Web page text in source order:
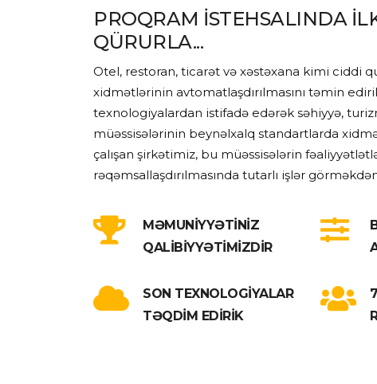
PROQRAM İSTEHSALINDA
QÜRURLA...
Otel, restoran, ticarət və xəstəxana kimi ciddi
xidmətlərinin avtomatlaşdırılmasını təmin
texnologiyalardan istifadə edərək səhiyyə,
müəssisələrinin beynəlxalq standartlarda
çalışan şirkətimiz, bu müəssisələrin
rəqəmsallaşdırılmasında tutarlı işlər
MƏMUNİYYƏTİNİZ
QALİBİYYƏTİMİZDİR
SON TEXNOLOGİYALAR
TƏQDİM EDİRİK